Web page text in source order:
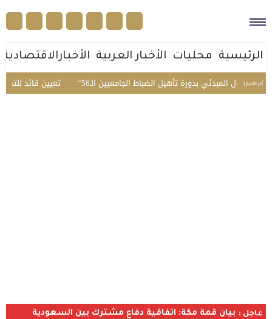
الرئيسية محليات الأخبار العربية الأخبارالاقتصادية
أخر الأخبار | تعيين قائد للتحالف المبدئي بدورة تأهيل الضباط الجامعيين الـ56
عاجل : بيان قمة مكة: اتفاقية دفاع مشترك بين السعودية